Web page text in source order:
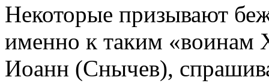
Некоторые призывают
именно к таким «воинам
Иоанн (Снычев),